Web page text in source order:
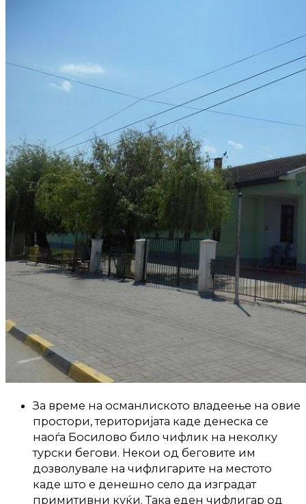
За време на османлиското владеење на овие
простори, територијата каде денеска се
наоѓа Босилово било чифлик на неколку
турски бегови. Некои од беговите им
дозволувале на чифлигарите на местото
каде што е денешно село да изградат
примитивни куќи. Така еден чифлигар од